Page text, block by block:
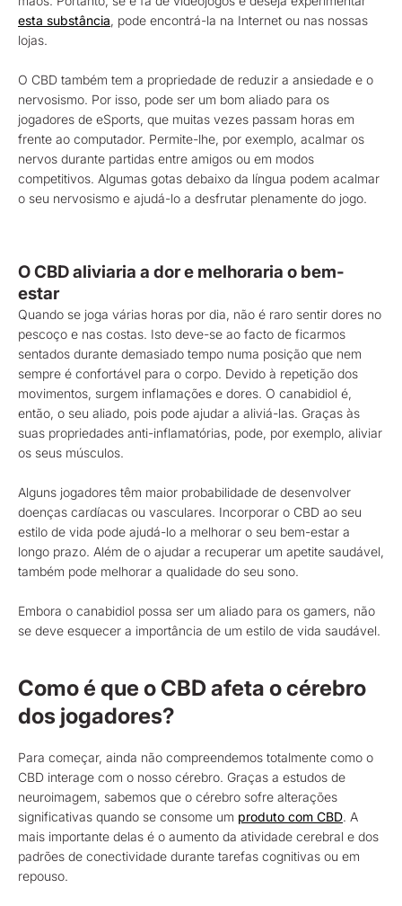
esta substância, pode encontrá-la na Internet ou nas nossas
lojas.
O CBD também tem a propriedade de reduzir a ansiedade e o
nervosismo. Por isso, pode ser um bom aliado para os
jogadores de eSports, que muitas vezes passam horas em
frente ao computador. Permite-lhe, por exemplo, acalmar os
nervos durante partidas entre amigos ou em modos
competitivos. Algumas gotas debaixo da língua podem acalmar
o seu nervosismo e ajudá-lo a desfrutar plenamente do jogo.
O CBD aliviaria a dor e melhoraria o bem-
estar
Quando se joga várias horas por dia, não é raro sentir dores no
pescoço e nas costas. Isto deve-se ao facto de ficarmos
sentados durante demasiado tempo numa posição que nem
sempre é confortável para o corpo. Devido à repetição dos
movimentos, surgem inflamações e dores. O canabidiol é,
então, o seu aliado, pois pode ajudar a aliviá-las. Graças às
suas propriedades anti-inflamatórias, pode, por exemplo, aliviar
os seus músculos.
Alguns jogadores têm maior probabilidade de desenvolver
doenças cardíacas ou vasculares. Incorporar o CBD ao seu
estilo de vida pode ajudá-lo a melhorar o seu bem-estar a
longo prazo. Além de o ajudar a recuperar um apetite saudável,
também pode melhorar a qualidade do seu sono.
Embora o canabidiol possa ser um aliado para os gamers, não
se deve esquecer a importância de um estilo de vida saudável.
Como é que o CBD afeta o cérebro
dos jogadores?
Para começar, ainda não compreendemos totalmente como o
CBD interage com o nosso cérebro. Graças a estudos de
neuroimagem, sabemos que o cérebro sofre alterações
significativas quando se consome um produto com CBD. A
mais importante delas é o aumento da atividade cerebral e dos
padrões de conectividade durante tarefas cognitivas ou em
repouso.